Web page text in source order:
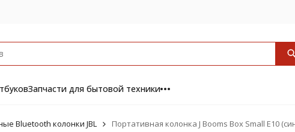
Запчасти для бытовой техники
Bluetooth колонки JBL Портативная колонка J Booms Box Small E10